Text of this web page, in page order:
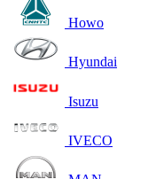
Howo
Hyundai
Isuzu
IVECO